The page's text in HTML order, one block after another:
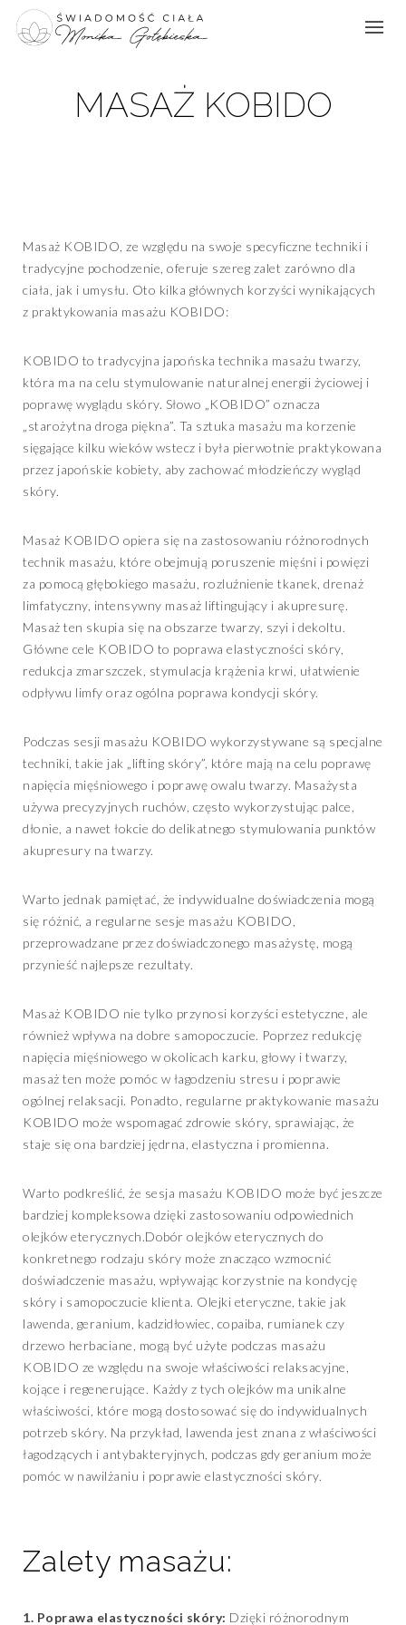
MASAŻ KOBIDO
Masaż KOBIDO, ze względu na swoje specyficzne techniki i
tradycyjne pochodzenie, oferuje szereg zalet zarówno dla
ciała, jak i umysłu. Oto kilka głównych korzyści wynikających
z praktykowania masażu KOBIDO:
KOBIDO to tradycyjna japońska technika masażu twarzy,
która ma na celu stymulowanie naturalnej energii życiowej i
poprawę wyglądu skóry. Słowo „KOBIDO” oznacza
„starożytna droga piękna”. Ta sztuka masażu ma korzenie
sięgające kilku wieków wstecz i była pierwotnie praktykowana
przez japońskie kobiety, aby zachować młodzieńczy wygląd
skóry.
Masaż KOBIDO opiera się na zastosowaniu różnorodnych
technik masażu, które obejmują poruszenie mięśni i powięzi
za pomocą głębokiego masażu, rozluźnienie tkanek, drenaż
limfatyczny, intensywny masaż liftingujący i akupresurę.
Masaż ten skupia się na obszarze twarzy, szyi i dekoltu.
Główne cele KOBIDO to poprawa elastyczności skóry,
redukcja zmarszczek, stymulacja krążenia krwi, ułatwienie
odpływu limfy oraz ogólna poprawa kondycji skóry.
Podczas sesji masażu KOBIDO wykorzystywane są specjalne
techniki, takie jak „lifting skóry”, które mają na celu poprawę
napięcia mięśniowego i poprawę owalu twarzy. Masażysta
używa precyzyjnych ruchów, często wykorzystując palce,
dłonie, a nawet łokcie do delikatnego stymulowania punktów
akupresury na twarzy.
Warto jednak pamiętać, że indywidualne doświadczenia mogą
się różnić, a regularne sesje masażu KOBIDO,
przeprowadzane przez doświadczonego masażystę, mogą
przynieść najlepsze rezultaty.
Masaż KOBIDO nie tylko przynosi korzyści estetyczne, ale
również wpływa na dobre samopoczucie. Poprzez redukcję
napięcia mięśniowego w okolicach karku, głowy i twarzy,
masaż ten może pomóc w łagodzeniu stresu i poprawie
ogólnej relaksacji. Ponadto, regularne praktykowanie masażu
KOBIDO może wspomagać zdrowie skóry, sprawiając, że
staje się ona bardziej jędrna, elastyczna i promienna.
Warto podkreślić, że sesja masażu KOBIDO może być jeszcze
bardziej kompleksowa dzięki zastosowaniu odpowiednich
olejków eterycznych.Dobór olejków eterycznych do
konkretnego rodzaju skóry może znacząco wzmocnić
doświadczenie masażu, wpływając korzystnie na kondycję
skóry i samopoczucie klienta. Olejki eteryczne, takie jak
lawenda, geranium, kadzidłowiec, copaiba, rumianek czy
drzewo herbaciane, mogą być użyte podczas masażu
KOBIDO ze względu na swoje właściwości relaksacyjne,
kojące i regenerujące. Każdy z tych olejków ma unikalne
właściwości, które mogą dostosować się do indywidualnych
potrzeb skóry. Na przykład, lawenda jest znana z właściwości
łagodzących i antybakteryjnych, podczas gdy geranium może
pomóc w nawilżaniu i poprawie elastyczności skóry.
Zalety masażu:
1. Poprawa elastyczności skóry: Dzięki różnorodnym